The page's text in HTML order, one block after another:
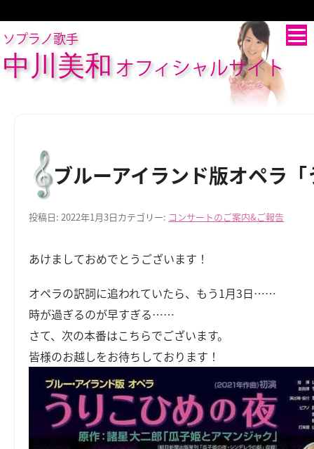
ソプラノ歌手
中川美和 オフィシャルサイト
ブルーアイランド版オペラ
投稿日:2022年1月3日カテゴリー: コンサートのご案内&ご報告
あけましておめでとうございます！
オペラの訳詞に追われていたら、もう1月3日……
時が過ぎるのが早すぎる……
さて、次の本番はこちらでございます。
皆様のお越しをお待ちしております！